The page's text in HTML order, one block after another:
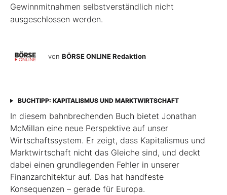
Gewinnmitnahmen selbstverständlich nicht
ausgeschlossen werden.
von BÖRSE ONLINE Redaktion
BUCHTIPP: KAPITALISMUS UND MARKTWIRTSCHAFT
In diesem bahnbrechenden Buch bietet Jonathan
McMillan eine neue Perspektive auf unser
Wirtschaftssystem. Er zeigt, dass Kapitalismus und
Marktwirtschaft nicht das Gleiche sind, und deckt
dabei einen grundlegenden Fehler in unserer
Finanzarchitektur auf. Das hat handfeste
Konsequenzen – gerade für Europa.